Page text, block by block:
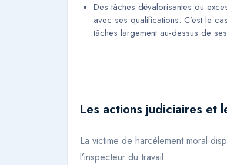
Des tâches dévalorisantes ou
avec ses qualifications. C’est le
tâches largement au-dessus de
Les actions judiciaires et
La victime de harcèlement moral
l’inspecteur du travail.